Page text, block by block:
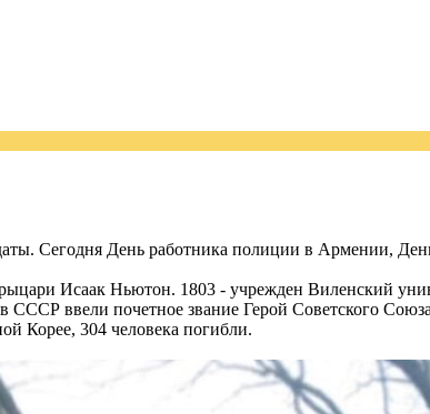
Сегодня День работника полиции в Армении,
Исаак Ньютон. 1803 - учрежден Виленский
ввели почетное звание Герой Советского
Корее, 304 человека погибли.